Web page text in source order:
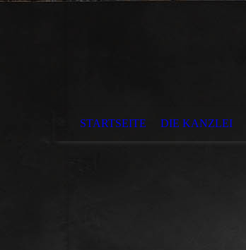
STARTSEITE DIE KANZLEI